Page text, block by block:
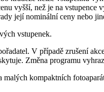
vyšší, než je na
její nominální ceny nebo
vstupenek.
V případě zrušení
Změna programu
kompaktních